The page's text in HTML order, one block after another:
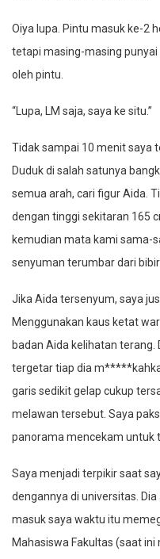
Oiya lupa. Pintu masuk ke-2
tetapi masing-masing punyai
oleh pintu.
“Lupa, LM saja, saya ke situ.”
Tidak sampai 10 menit saya
Duduk di salah satunya
semua arah, cari figur Aida.
dengan tinggi sekitaran 165
kemudian mata kami sama-
senyuman terumbar dari
Jika Aida tersenyum, saya
Menggunakan kaus ketat
badan Aida kelihatan terang.
tergetar tiap dia
garis sedikit gelap cukup
melawan tersebut. Saya
panorama mencekam untuk
Saya menjadi terpikir saat
dengannya di universitas.
masuk saya waktu itu
Mahasiswa Fakultas (saat